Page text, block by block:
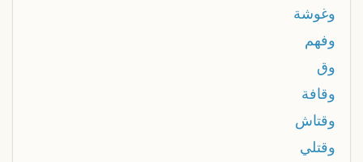
وغوشة
وفهم
وق
وقافة
وقتاش
وقتلي